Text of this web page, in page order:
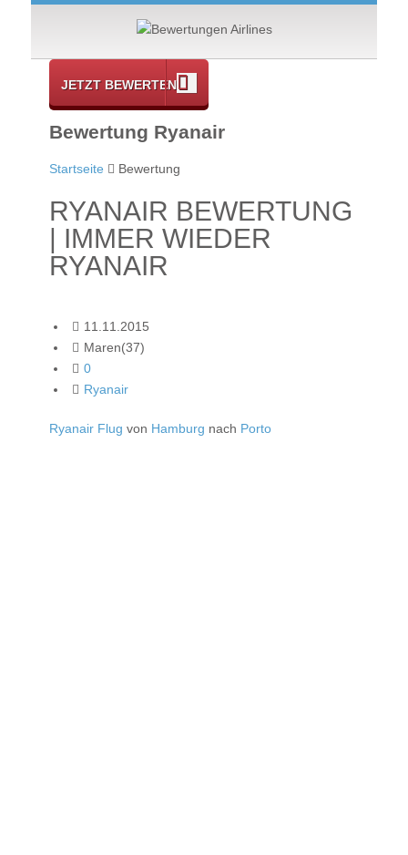
JETZT BEWERTEN
Bewertung Ryanair
Startseite Bewertung
RYANAIR BEWERTUNG
| IMMER WIEDER
RYANAIR
11.11.2015
Maren(37)
0
Ryanair
Ryanair Flug von Hamburg nach Porto